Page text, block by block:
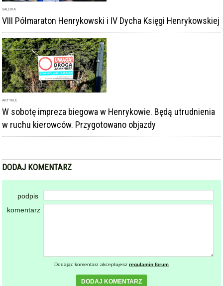
GALERIA
VIII Półmaraton Henrykowski i IV Dycha Księgi Henrykowskiej
ARTYKUŁ
W sobotę impreza biegowa w Henrykowie. Będą utrudnienia
w ruchu kierowców. Przygotowano objazdy
DODAJ KOMENTARZ
podpis
komentarz
Dodając komentarz akceptujesz regulamin forum
DODAJ KOMENTARZ